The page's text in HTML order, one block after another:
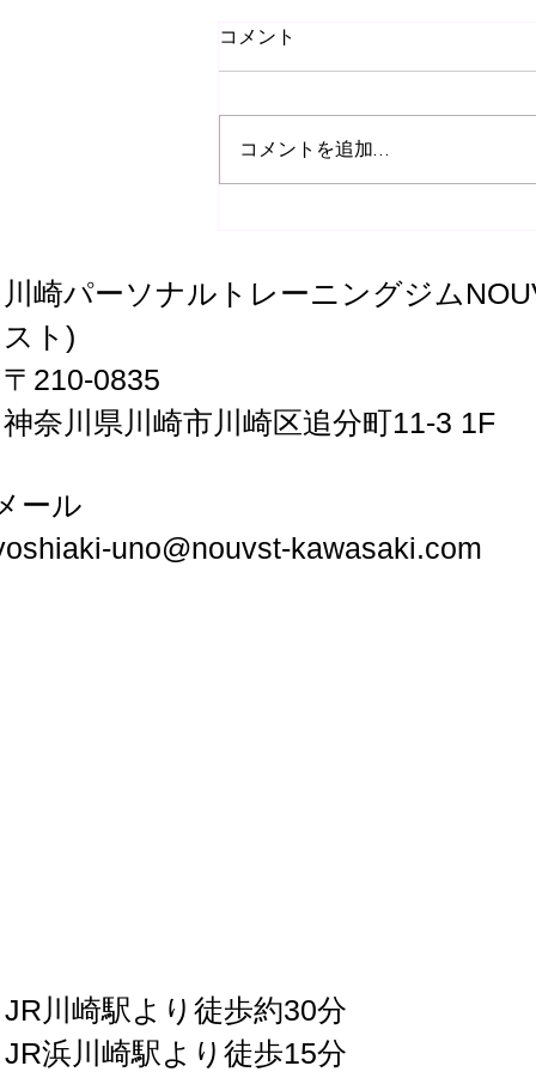
くする
コメント
コメントを追加…
川崎パーソナルトレーニングジム
スト)
〒210-0835
神奈川県川崎市川崎区追分町11-3 1F
ール
uno@nouvst-kawasaki.com
JR川崎駅より徒歩約30分
JR浜川崎駅より徒歩15分